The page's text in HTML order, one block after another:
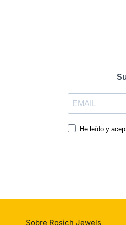
Sobre Rosich Jewels